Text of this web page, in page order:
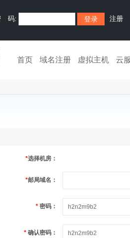
码: 注册
首页 域名注册 虚拟主机 云
*选择机房：
*邮局域名：
* 密码：
* 确认密码：